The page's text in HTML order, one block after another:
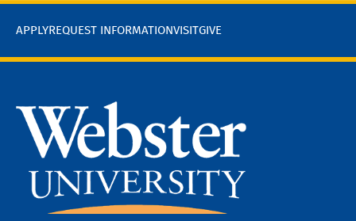
APPLYREQUEST INFORMATIONVISITGIVE